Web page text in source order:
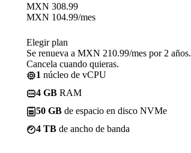
MXN 308.99
MXN 104.99/mes
Elegir plan
Se renueva a MXN 210.99/mes por 2 años.
Cancela cuando quieras.
1 núcleo de vCPU
4 GB RAM
50 GB de espacio en disco NVMe
4 TB de ancho de banda